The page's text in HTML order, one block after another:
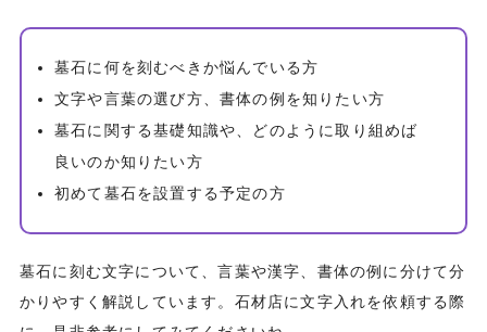
墓石に何を刻むべきか悩んでいる方
文字や言葉の選び方、書体の例を知りたい方
墓石に関する基礎知識や、どのように取り組めば
良いのか知りたい方
初めて墓石を設置する予定の方
墓石に刻む文字について、言葉や漢字、書体の例に分けて分
かりやすく解説しています。石材店に文字入れを依頼する際